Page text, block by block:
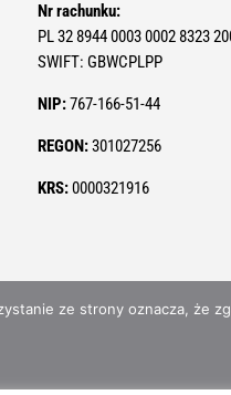
Nr rachunku:
PL 32 8944 0003 0002 8323
SWIFT: GBWCPLPP
NIP:767-166-51-44
REGON:301027256
KRS:0000321916
ze strony oznacza, że